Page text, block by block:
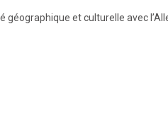
géographique et culturelle avec